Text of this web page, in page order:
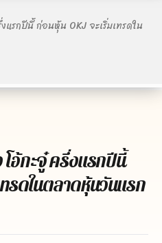
แรกปีนี้ ก่อนหุ้น OKJ จะเริ่มเทรดใน
โอ้กะจู๋ ครึ่งแรกปีนี้
รดในตลาดหุ้นวันแรก